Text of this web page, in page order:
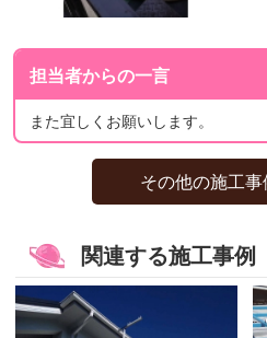
担当者からの一言
また宜しくお願いします。
その他の施工
関連する施工事例